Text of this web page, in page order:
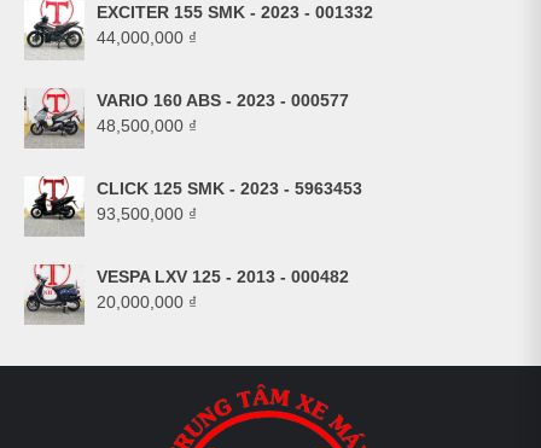
EXCITER 155 SMK - 2023 - 001332
44,000,000 ₫
VARIO 160 ABS - 2023 - 000577
48,500,000 ₫
CLICK 125 SMK - 2023 - 5963453
93,500,000 ₫
VESPA LXV 125 - 2013 - 000482
20,000,000 ₫